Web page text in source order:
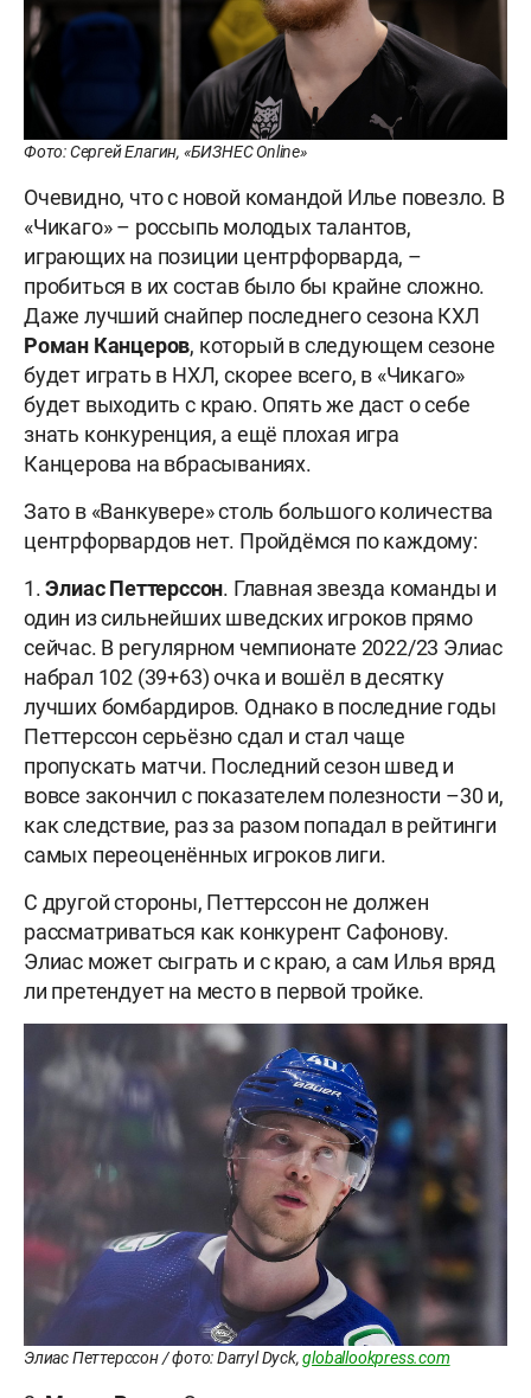
Фото: Сергей Елагин, «БИЗНЕС Online»
Очевидно, что с новой командой Илье повезло. В
«Чикаго» – россыпь молодых талантов,
играющих на позиции центрфорварда, –
пробиться в их состав было бы крайне сложно.
Даже лучший снайпер последнего сезона КХЛ
Роман Канцеров, который в следующем сезоне
будет играть в НХЛ, скорее всего, в «Чикаго»
будет выходить с краю. Опять же даст о себе
знать конкуренция, а ещё плохая игра
Канцерова на вбрасываниях.
Зато в «Ванкувере» столь большого количества
центрфорвардов нет. Пройдёмся по каждому:
1.Элиас Петтерссон. Главная звезда команды и
один из сильнейших шведских игроков прямо
сейчас. В регулярном чемпионате 2022/23 Элиас
набрал 102 (39+63) очка и вошёл в десятку
лучших бомбардиров. Однако в последние годы
Петтерссон серьёзно сдал и стал чаще
пропускать матчи. Последний сезон швед и
вовсе закончил с показателем полезности –30 и,
как следствие, раз за разом попадал в рейтинги
самых переоценённых игроков лиги.
С другой стороны, Петтерссон не должен
рассматриваться как конкурент Сафонову.
Элиас может сыграть и с краю, а сам Илья вряд
ли претендует на место в первой тройке.
Элиас Петтерссон / фото: Darryl Dyck,globallookpress.com